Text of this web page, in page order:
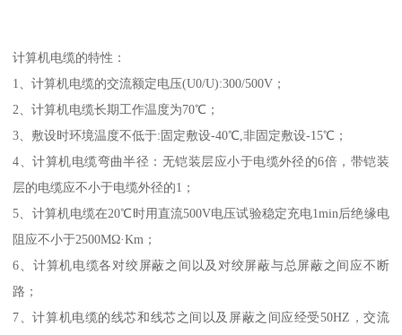
计算机电缆的特性：
1、计算机电缆的交流额定电压(U0/U):300/500V；
2、计算机电缆长期工作温度为70℃；
3、敷设时环境温度不低于:固定敷设-40℃,非固定敷设-15℃；
4、计算机电缆弯曲半径：无铠装层应小于电缆外径的6倍，带铠装
层的电缆应不小于电缆外径的1；
5、计算机电缆在20℃时用直流500V电压试验稳定充电1min后绝缘电
阻应不小于2500MΩ·Km；
6、计算机电缆各对绞屏蔽之间以及对绞屏蔽与总屏蔽之间应不断
路；
7、计算机电缆的线芯和线芯之间以及屏蔽之间应经受50HZ，交流